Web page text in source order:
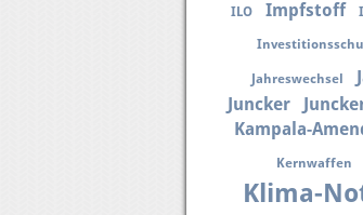
ILO
Impfstoff
Jahreswechsel
Juncker
Kampala-
Kernwaffen
Klima-